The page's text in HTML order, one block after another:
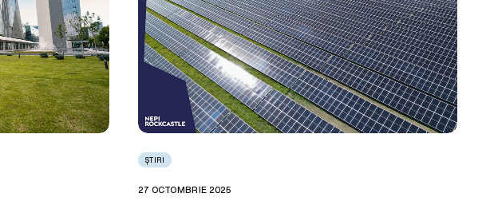
ȘTIRI
27 OCTOMBRIE 2025